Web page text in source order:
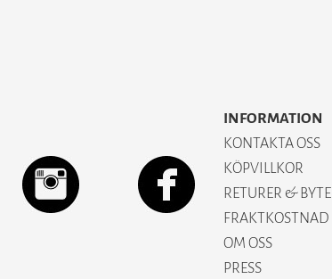
INFORMATION
KONTAKTA OSS
KÖPVILLKOR
RETURER & BYTE
FRAKTKOSTNAD
OM OSS
PRESS